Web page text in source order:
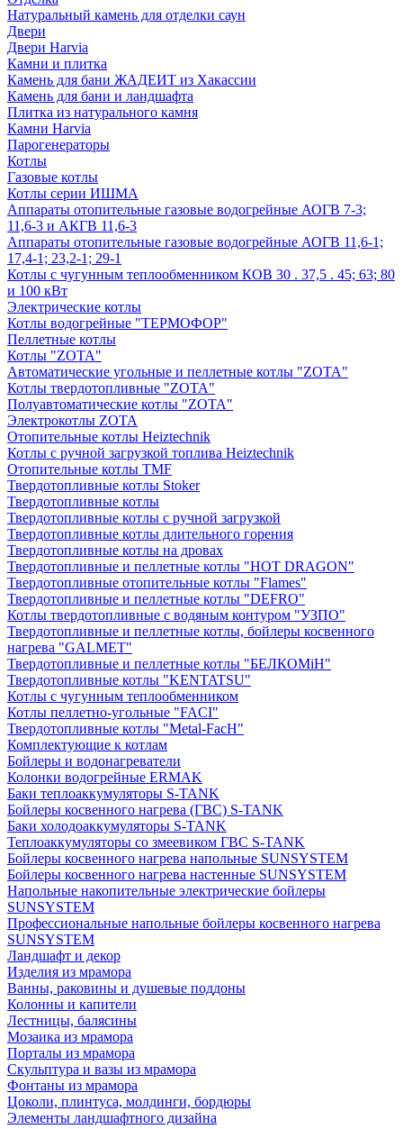
Натуральный камень для отделки саун
Двери
Двери Harvia
Камни и плитка
Камень для бани ЖАДЕИТ из Хакассии
Камень для бани и ландшафта
Плитка из натурального камня
Камни Harvia
Парогенераторы
Котлы
Газовые котлы
Котлы серии ИШМА
Аппараты отопительные газовые водогрейные АОГВ 7-3;
11,6-3 и АКГВ 11,6-3
Аппараты отопительные газовые водогрейные АОГВ 11,6-1;
17,4-1; 23,2-1; 29-1
Котлы с чугунным теплообменником КОВ 30 . 37,5 . 45; 63; 80
и 100 кВт
Электрические котлы
Котлы водогрейные "ТЕРМОФОР"
Пеллетные котлы
Котлы "ZOTA"
Автоматические угольные и пеллетные котлы "ZOTA"
Котлы твердотопливные "ZOTA"
Полуавтоматические котлы "ZOTA"
Электрокотлы ZOTA
Отопительные котлы Heiztechnik
Котлы с ручной загрузкой топлива Heiztechnik
Отопительные котлы TMF
Твердотопливные котлы Stoker
Твердотопливные котлы
Твердотопливные котлы с ручной загрузкой
Твердотопливные котлы длительного горения
Твердотопливные котлы на дровах
Твердотопливные и пеллетные котлы "HOT DRAGON"
Твердотопливные отопительные котлы "Flames"
Твердотопливные и пеллетные котлы "DEFRO"
Котлы твердотопливные с водяным контуром "УЗПО"
Твердотопливные и пеллетные котлы, бойлеры косвенного
нагрева "GALMET"
Твердотопливные и пеллетные котлы "БЕЛКОМiН"
Твердотопливные котлы "KENTATSU"
Котлы с чугунным теплообменником
Котлы пеллетно-угольные "FACI"
Твердотопливные котлы "Metal-FacH"
Комплектующие к котлам
Бойлеры и водонагреватели
Колонки водогрейные ERMAK
Баки теплоаккумуляторы S-TANK
Бойлеры косвенного нагрева (ГВС) S-TANK
Баки холодоаккумуляторы S-TANK
Теплоаккумуляторы со змеевиком ГВС S-TANK
Бойлеры косвенного нагрева напольные SUNSYSTEM
Бойлеры косвенного нагрева настенные SUNSYSTEM
Напольные накопительные электрические бойлеры
SUNSYSTEM
Профессиональные напольные бойлеры косвенного нагрева
SUNSYSTEM
Ландшафт и декор
Изделия из мрамора
Ванны, раковины и душевые поддоны
Колонны и капители
Лестницы, балясины
Мозаика из мрамора
Порталы из мрамора
Скульптура и вазы из мрамора
Фонтаны из мрамора
Цоколи, плинтуса, молдинги, бордюры
Элементы ландшафтного дизайна